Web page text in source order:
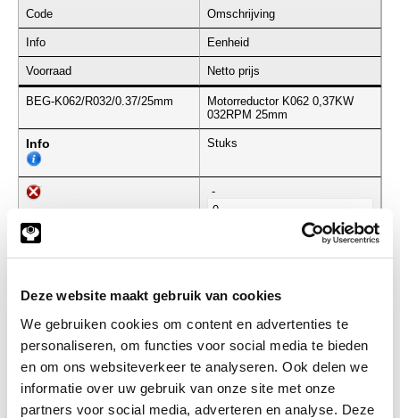
Deze website maakt gebruik van cookies
We gebruiken cookies om content en advertenties te
personaliseren, om functies voor social media te bieden
en om ons websiteverkeer te analyseren. Ook delen we
informatie over uw gebruik van onze site met onze
partners voor social media, adverteren en analyse. Deze
Code Omschrijving
Info Eenheid
Voorraad Netto prijs
BEG-K062/R032/0.37/25mm
Motorreductor K062 0,37KW
032RPM 25mm
Info Stuks
-
Gerelateerde categorieën voor
Motorreductor K062 0,37KW 032RPM
25mm